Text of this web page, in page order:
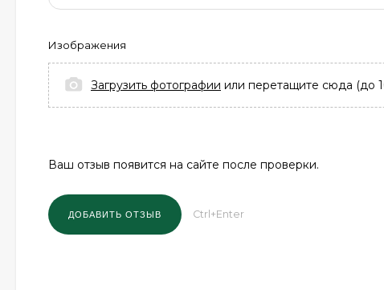
Изображения
Загрузить фотографии или перетащите сюда (до
Ваш отзыв появится на сайте после проверки.
Ctrl+Enter